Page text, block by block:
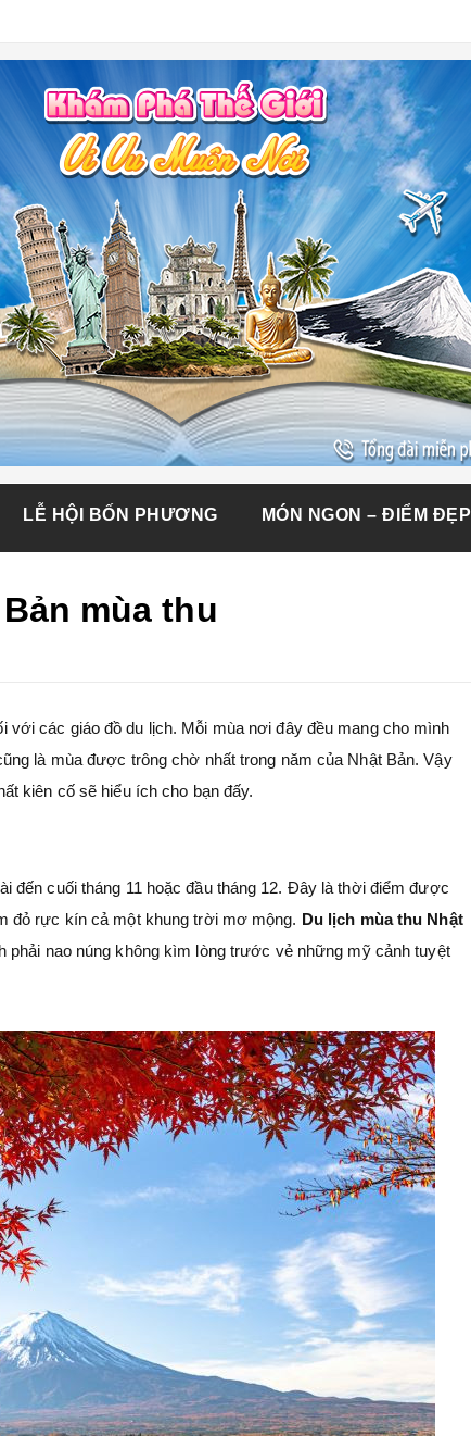
LỄ HỘI BỐN PHƯƠNG MÓN NGON – ĐIỂM ĐẸP
mùa thu
với các giáo đồ du lịch. Mỗi mùa nơi đây đều mang cho mình
là mùa được trông chờ nhất trong năm của Nhật Bản. Vậy
kiên cố sẽ hiểu ích cho bạn đấy.
đến cuối tháng 11 hoặc đầu tháng 12. Đây là thời điểm được
đỏ rực kín cả một khung trời mơ mộng. Du lịch mùa thu Nhật
nao núng không kìm lòng trước vẻ những mỹ cảnh tuyệt